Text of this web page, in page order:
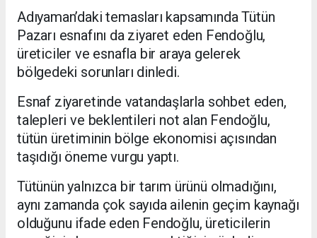
Adıyaman’daki temasları kapsamında Tütün
Pazarı esnafını da ziyaret eden Fendoğlu,
üreticiler ve esnafla bir araya gelerek
bölgedeki sorunları dinledi.
Esnaf ziyaretinde vatandaşlarla sohbet eden,
talepleri ve beklentileri not alan Fendoğlu,
tütün üretiminin bölge ekonomisi açısından
taşıdığı öneme vurgu yaptı.
Tütünün yalnızca bir tarım ürünü olmadığını,
aynı zamanda çok sayıda ailenin geçim kaynağı
olduğunu ifade eden Fendoğlu, üreticilerin